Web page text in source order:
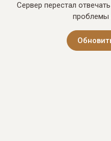
Сервер перестал
проблемы